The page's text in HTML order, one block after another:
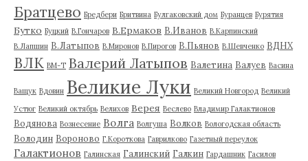
Братцево Бредбери Бритвина Булгаковский дом Буранцев Бурятия
Бутко Буцкий В.Гончаров В.Ермаков В.Иванов В.Карпинский
В.Лапшин В.Латыпов В.Миронов В.Пирогов В.Пьянов В.Шевченко ВДНХ
ВЛК ВМ-Т Валерий Латыпов Валетина Валуев Васина
Ващук Вдовин Великие Луки Великий Новгород Великий
Устюг Великий октябрь Велихов Верея Веслево Владимир Галактионов
Водянова Вознесение Волга Волгуша Волков Вологодская область
Володин Вороново Г.Короткова Гаврилково Газетный переулок
Галактионов Галинская Галинский Галкин Гардашник Гасилов